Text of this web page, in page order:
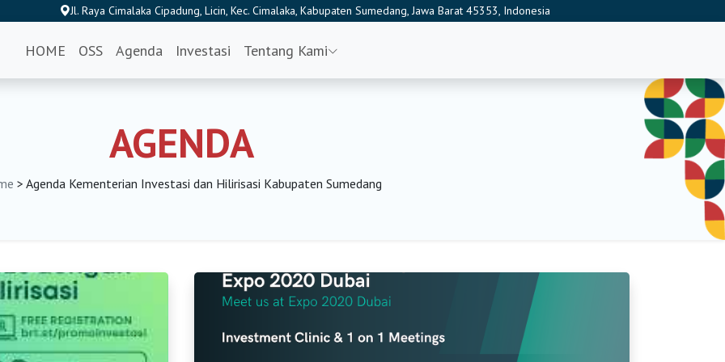
Jl. Raya Cimalaka Cipadung, Licin, Kec. Cimalaka, Kabupaten Sumedang, Jawa Barat 45353, Indonesia
HOME OSS Agenda Investasi Tentang Kami
AGENDA
> Agenda Kementerian Investasi dan Hilirisasi Kabupaten Sumedang